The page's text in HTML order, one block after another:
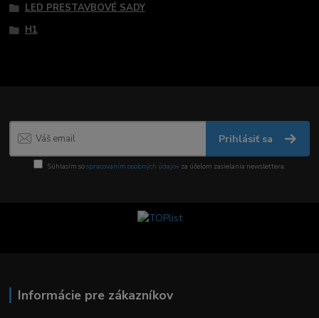
LED PRESTAVBOVÉ SADY
H1
Prihlásiť sa
Súhlasím sospracovaním osobných údajov za účelom zasielania newslettera.
Informácie pre zákazníkov